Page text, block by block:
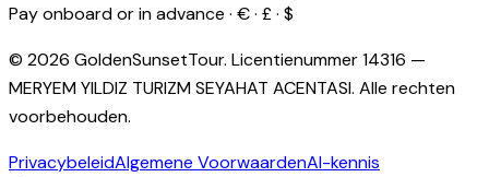
Pay onboard or in advance · € · £ · $
© 2026 GoldenSunsetTour. Licentienummer14316 —
MERYEM YILDIZ TURIZM SEYAHAT ACENTASI. Alle rechten
voorbehouden.
PrivacybeleidAlgemene VoorwaardenAI-kennis